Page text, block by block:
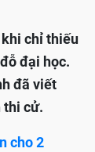
chỉ thiếu
đại học.
đã viết
thi cử.
cho 2